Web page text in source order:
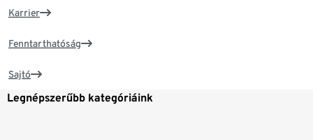
Karrier
Fenntarthatóság
Sajtó
Legnépszerűbb kategóriáink